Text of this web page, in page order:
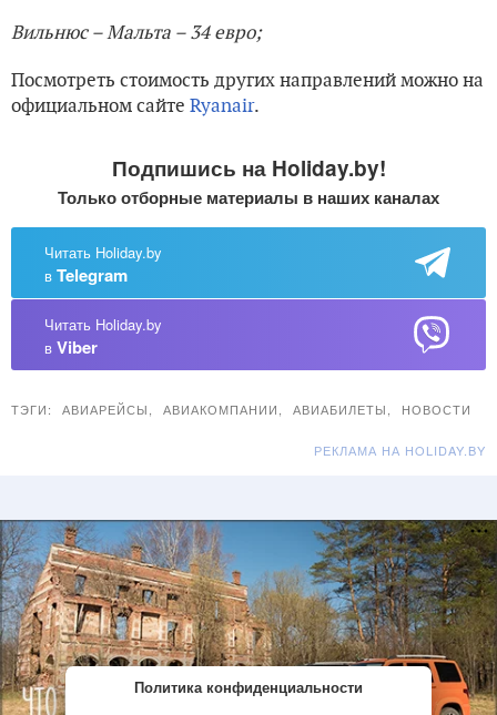
Вильнюс – Мальта – 34 евро;
Посмотреть стоимость других направлений можно на
официальном сайте Ryanair.
Подпишись на Holiday.by!
Только отборные материалы в наших каналах
Читать Holiday.by
в Telegram
Читать Holiday.by
в Viber
ТЭГИ: АВИАРЕЙСЫ, АВИАКОМПАНИИ, АВИАБИЛЕТЫ, НОВОСТИ
РЕКЛАМА НА HOLIDAY.BY
Политика конфиденциальности